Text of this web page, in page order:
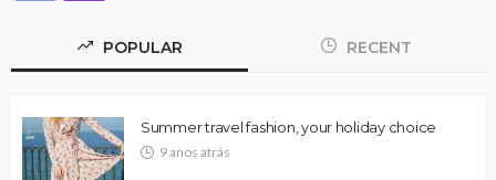
POPULAR RECENT
Summer travel fashion, your holiday choice
9 anos atrás